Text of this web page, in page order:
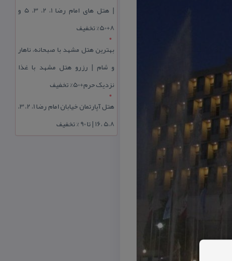
| هتل‌ های امام رضا 1، 2، 3، 5 و
8+50% تخفیف
بهترین هتل مشهد با صبحانه، ناهار
و شام | رزرو هتل مشهد با غذا
نزدیک حرم+50% تخفیف
هتل آپارتمان خیابان امام رضا 1، 2، 3،
5،8 ،16 | تا 90 % تخفیف